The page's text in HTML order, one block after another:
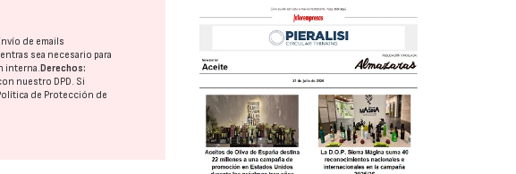
de emails
sea necesario para
interna. Derechos:
nuestro DPD. Si
de Protección de